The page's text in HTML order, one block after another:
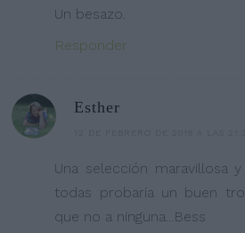
Un besazo.
Responder
Esther
Una selección maravillosa
todas probaría un buen
que no a ninguna...Bess